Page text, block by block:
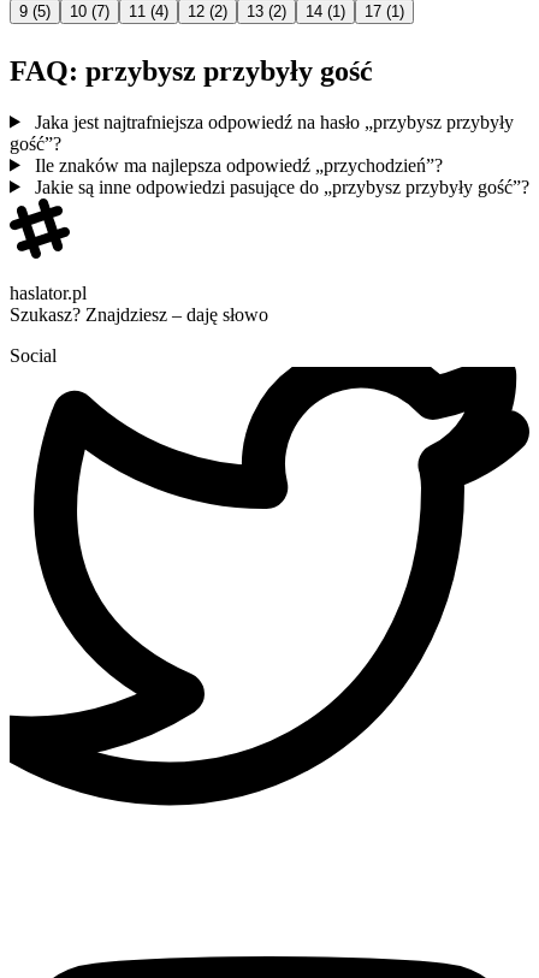
9 (5) 10 (7) 11 (4) 12 (2) 13 (2) 14 (1) 17 (1)
FAQ: przybysz przybyły gość
Jaka jest najtrafniejsza odpowiedź na hasło „przybysz przybyły
gość”?
Ile znaków ma najlepsza odpowiedź „przychodzień”?
Jakie są inne odpowiedzi pasujące do „przybysz przybyły gość”?
haslator.pl
Szukasz? Znajdziesz – daję słowo
Social